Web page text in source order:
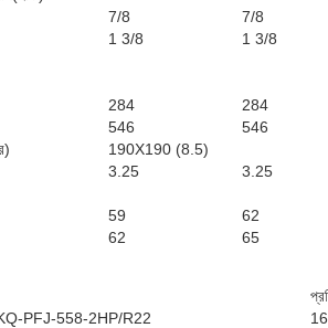
7/8 7/8
1 3/8 1 3/8
284 284
546 546
190X190 (8.5)
3.25 3.25
59 62
62 65
PFJ-558-2HP/R22 16